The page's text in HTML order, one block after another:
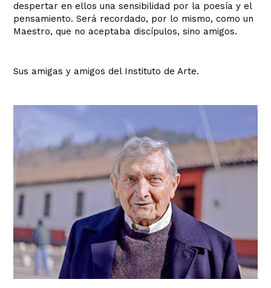
despertar en ellos una sensibilidad por la poesía y el
pensamiento. Será recordado, por lo mismo, como un
Maestro, que no aceptaba discípulos, sino amigos.
Sus amigas y amigos del Instituto de Arte.